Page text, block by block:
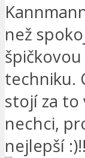
než
techniku.
stojí za to
nechci,
nejlepší